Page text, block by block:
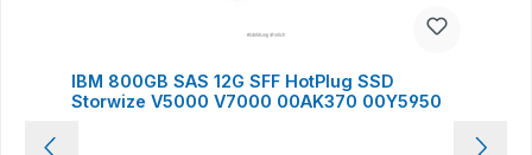
IBM 800GB SAS 12G SFF HotPlug SSD
Storwize V5000 V7000 00AK370 00Y5950